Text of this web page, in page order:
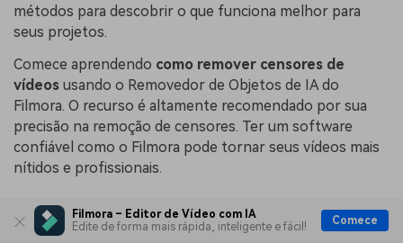
Filmora – Editor de Vídeo com IA
Edite de forma mais rápida, inteligente e fácil!
Comece
métodos para descobrir o que funciona melhor para
seus projetos.
Comece aprendendo como remover censores de
vídeos usando o Removedor de Objetos de IA do
Filmora. O recurso é altamente recomendado por sua
precisão na remoção de censores. Ter um software
confiável como o Filmora pode tornar seus vídeos mais
nítidos e profissionais.
Teste Grátis